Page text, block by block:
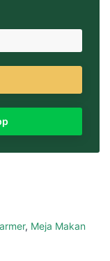
, Meja Makan